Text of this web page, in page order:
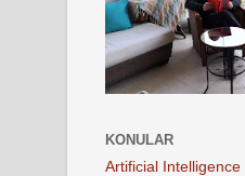
KONULAR
Artificial Intelligence